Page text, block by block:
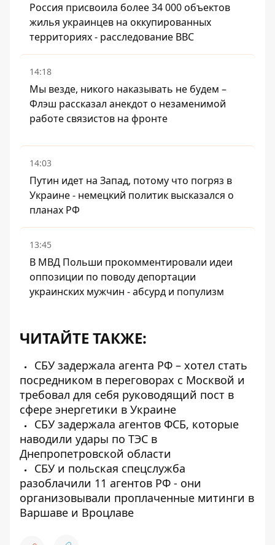
Россия присвоила более 34 000 объектов
жилья украинцев на оккупированных
территориях - расследование BBC
14:18
Мы везде, никого наказывать не будем –
Флэш рассказал анекдот о незаменимой
работе связистов на фронте
14:03
Путин идет на Запад, потому что погряз в
Украине - немецкий политик высказался о
планах РФ
13:45
В МВД Польши прокомментировали идеи
оппозиции по поводу депортации
украинских мужчин - абсурд и популизм
ЧИТАЙТЕ ТАКЖЕ:
СБУ задержала агента РФ – хотел стать
посредником в переговорах с Москвой и
требовал для себя руководящий пост в
сфере энергетики в Украине
СБУ задержала агентов ФСБ, которые
наводили удары по ТЭС в
Днепропетровской области
СБУ и польская спецслужба
разоблачили 11 агентов РФ - они
организовывали проплаченные митинги в
Варшаве и Вроцлаве